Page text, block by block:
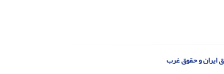
ایران و حقوق غرب